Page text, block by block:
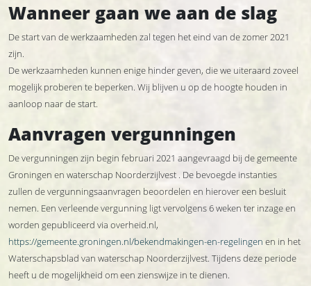
Wanneer gaan we aan de slag
De start van de werkzaamheden zal tegen het eind van de zomer 2021
zijn.
De werkzaamheden kunnen enige hinder geven, die we uiteraard zoveel
mogelijk proberen te beperken. Wij blijven u op de hoogte houden in
aanloop naar de start.
Aanvragen vergunningen
De vergunningen zijn begin februari 2021 aangevraagd bij de gemeente
Groningen en waterschap Noorderzijlvest . De bevoegde instanties
zullen de vergunningsaanvragen beoordelen en hierover een besluit
nemen. Een verleende vergunning ligt vervolgens 6 weken ter inzage en
worden gepubliceerd via overheid.nl,
https://gemeente.groningen.nl/bekendmakingen-en-regelingen en in het
Waterschapsblad van waterschap Noorderzijlvest. Tijdens deze periode
heeft u de mogelijkheid om een zienswijze in te dienen.